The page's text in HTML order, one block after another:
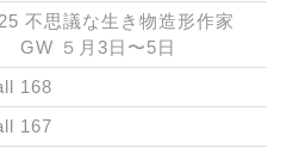
不思議な生き物造形作家
GW ５月3日〜5日
168
167